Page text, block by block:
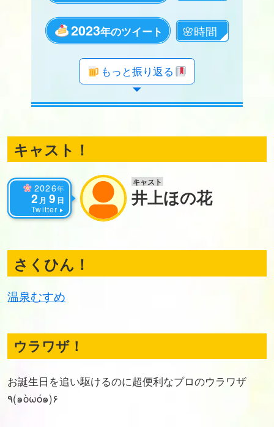
2023年のツイート
年のツイート
年のツイート
年のツイート
年のツイート
年のツイート
年のツイート
年のツイート
年のツイート
年のツイート
年のツイート
年のツイート
年のツイート
年のツイート
年のツイート
年のツイート
年のツイート
年のツイート
もっと振り返る
キャスト！
2026年
2 月 9 日
Twitter
キャスト
井上ほの花
さくひん！
温泉むすめ
ウラワザ！
お誕生日を追い駆けるのに超便利なプロのウラワザ
٩(๑òωó๑)۶